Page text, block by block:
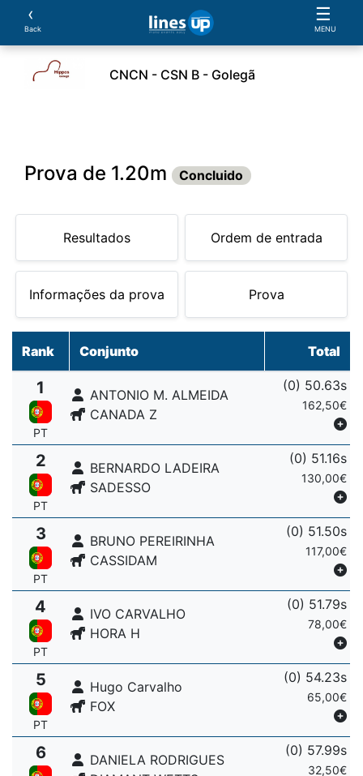
‹
Back
☰
MENU
CNCN - CSN B - Golegã
Prova de 1.20m Concluido
Resultados Ordem de entrada
Informações da prova Prova
Rank Conjunto Total
1
PT
ANTONIO M. ALMEIDA
CANADA Z
(0) 50.63s
162,50€
2
PT
BERNARDO LADEIRA
SADESSO
(0) 51.16s
130,00€
3
PT
BRUNO PEREIRINHA
CASSIDAM
(0) 51.50s
117,00€
4
PT
IVO CARVALHO
HORA H
(0) 51.79s
78,00€
5
PT
Hugo Carvalho
FOX
(0) 54.23s
65,00€
6
DANIELA RODRIGUES
(0) 57.99s
32,50€